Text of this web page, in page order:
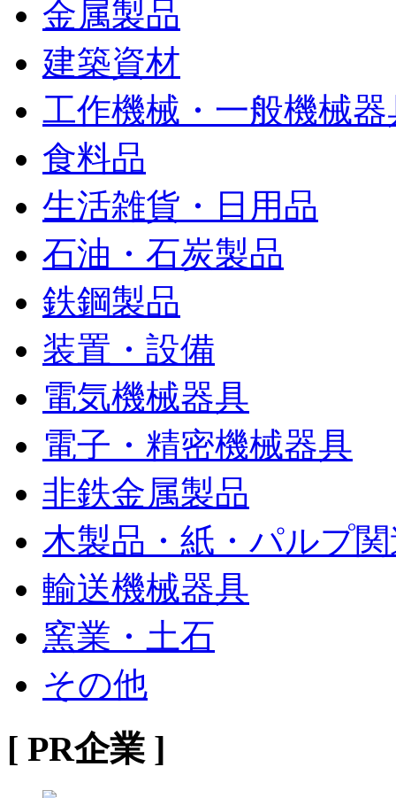
金属製品
建築資材
工作機械・一般機械器
食料品
生活雑貨・日用品
石油・石炭製品
鉄鋼製品
装置・設備
電気機械器具
電子・精密機械器具
非鉄金属製品
木製品・紙・パルプ
輸送機械器具
窯業・土石
その他
[ PR企業 ]